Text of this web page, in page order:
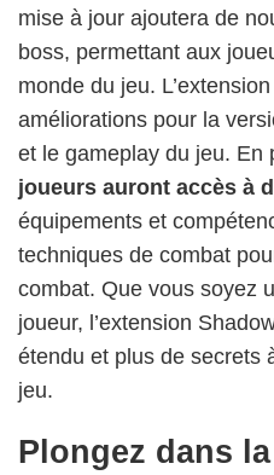
mise à jour ajoutera de
boss, permettant aux
monde du jeu.
améliorations pour la
et le gameplay du jeu. En
joueurs auront accès à
équipements et
techniques de combat
combat. Que vous soyez
joueur, l’extension
étendu et plus de secrets
jeu.
Plongez dans